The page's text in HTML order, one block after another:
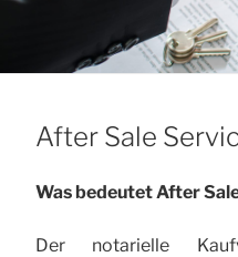
After Sale
Was bedeutet After
Der notarielle